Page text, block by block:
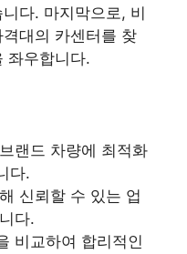
다. 마지막으로, 비
대의 카센터를 찾
좌우합니다.
랜드 차량에 최적화
다.
신뢰할 수 있는 업
다.
비교하여 합리적인